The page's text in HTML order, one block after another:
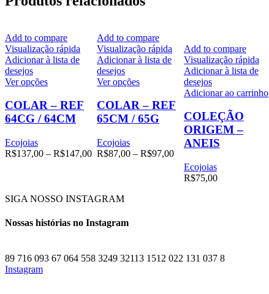
Add to compare
Visualização rápida
Adicionar à lista de
desejos
Ver opçõesEste
tem
várias
variantes.
opções
podem
página
produto
COLAR – REF
64CG / 64CM
Ecojoias
R$137,00 – R$147,00Price
R$147,00
Add to compare
Visualização rápida
Adicionar à lista de
desejos
Ver opçõesEste
tem
várias
variantes.
opções
podem
COLAR – REF
65CM / 65G
Ecojoias
R$87,00 – R$97,00Price
range:
R$87,00
Add to compare
Visualização rápida
Adicionar à lista de
desejos
Adicionar ao carrinho
COLEÇÃO
ORIGEM –
ANEIS
Ecojoias
R$75,00
SIGA NOSSO INSTAGRAM
Nossas histórias no Instagram
89 716 093 67 064 558 3249 32113 1512 022 131 037 8
Instagram